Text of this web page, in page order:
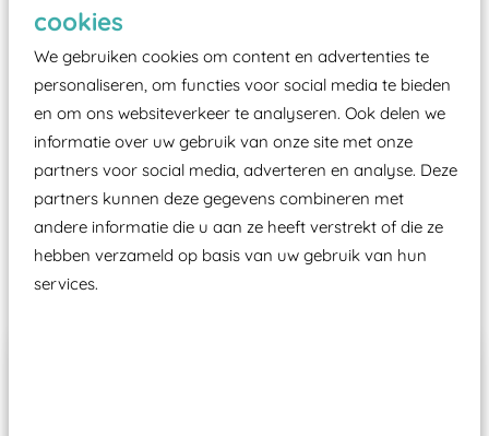
cookies
We gebruiken cookies om content en advertenties te
personaliseren, om functies voor social media te bieden
en om ons websiteverkeer te analyseren. Ook delen we
informatie over uw gebruik van onze site met onze
partners voor social media, adverteren en analyse. Deze
partners kunnen deze gegevens combineren met
andere informatie die u aan ze heeft verstrekt of die ze
hebben verzameld op basis van uw gebruik van hun
services.
moet zijn van een typekeuring, -plaatje en
certificering, uitgegeven door een Nederlands
aangewezen keuringsinstantie?
Wij ook speeltoestellen kunnen laten keuren zodat
ze toch binnen het Warenwetbesluit Attractie- en
Speeltoestellen vallen?
Past er goed bij